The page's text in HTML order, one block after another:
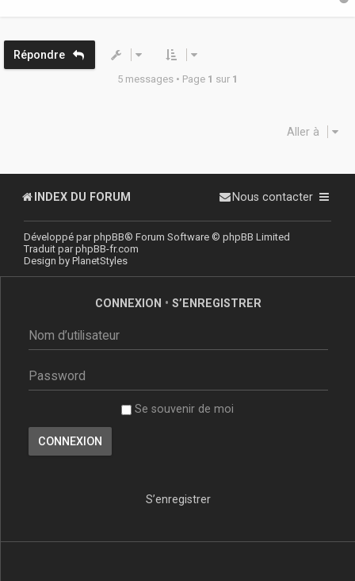
Répondre
5 messages • Page 1 sur 1
Aller à
INDEX DU FORUM Nous contacter
Développé parphpBB® Forum Software © phpBB Limited
Traduit parphpBB-fr.com
Design by PlanetStyles
CONNEXION • S’ENREGISTRER
Se souvenir de moi
S’enregistrer